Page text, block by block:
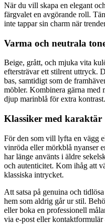
När du vill skapa en elegant
färgvalet en avgörande roll.
inte tappar sin charm när
Varma och neutrala
Beige, grått, och mjuka vita
eftersträvar ett stilrent uttryck.
bas, samtidigt som de
möbler. Kombinera gärna med
djup marinblå för extra kontrast.
Klassiker med karaktär
För den som vill lyfta en vägg
vinröda eller mörkblå nyanser
har länge använts i äldre
och autenticitet. Kom ihåg att
klassiska intrycket.
Att satsa på genuina och
hem som aldrig går ur stil.
eller boka en professionell
via e-post eller